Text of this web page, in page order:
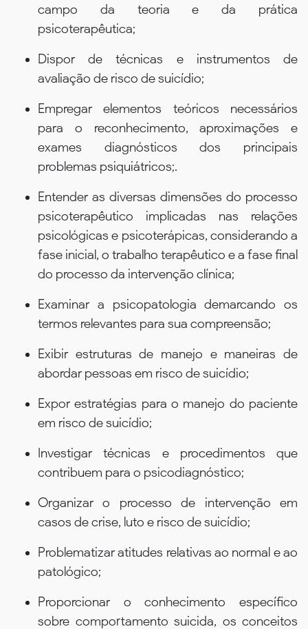
campo da teoria e da prática
psicoterapêutica;
Dispor de técnicas e instrumentos de
avaliação de risco de suicídio;
Empregar elementos teóricos necessários
para o reconhecimento, aproximações e
exames diagnósticos dos principais
problemas psiquiátricos;.
Entender as diversas dimensões do processo
psicoterapêutico implicadas nas relações
psicológicas e psicoterápicas, considerando a
fase inicial, o trabalho terapêutico e a fase final
do processo da intervenção clínica;
Examinar a psicopatologia demarcando os
termos relevantes para sua compreensão;
Exibir estruturas de manejo e maneiras de
abordar pessoas em risco de suicídio;
Expor estratégias para o manejo do paciente
em risco de suicídio;
Investigar técnicas e procedimentos que
contribuem para o psicodiagnóstico;
Organizar o processo de intervenção em
casos de crise, luto e risco de suicídio;
Problematizar atitudes relativas ao normal e ao
patológico;
Proporcionar o conhecimento específico
sobre comportamento suicida, os conceitos